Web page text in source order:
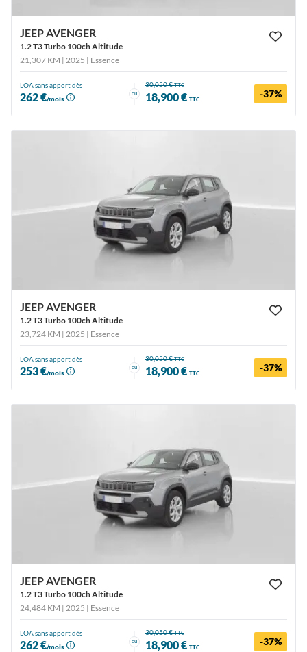
JEEP AVENGER
1.2 T3 Turbo 100ch Altitude
21,307 KM | 2025 | Essence
LOA sans apport dès
262 €/mois
ou
30,050 €TTC
18,900 € TTC -37%
JEEP AVENGER
1.2 T3 Turbo 100ch Altitude
23,724 KM | 2025 | Essence
LOA sans apport dès
253 €/mois
ou
30,050 €TTC
18,900 € TTC -37%
JEEP AVENGER
1.2 T3 Turbo 100ch Altitude
24,484 KM | 2025 | Essence
LOA sans apport dès
262 €/mois
ou
30,050 €TTC
18,900 € TTC -37%